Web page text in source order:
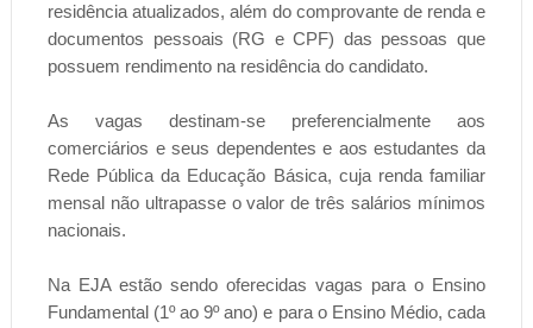
residência atualizados, além do comprovante de renda e
documentos pessoais (RG e CPF) das pessoas que
possuem rendimento na residência do candidato.
As vagas destinam-se preferencialmente aos
comerciários e seus dependentes e aos estudantes da
Rede Pública da Educação Básica, cuja renda familiar
mensal não ultrapasse o valor de três salários mínimos
nacionais.
Na EJA estão sendo oferecidas vagas para o Ensino
Fundamental (1º ao 9º ano) e para o Ensino Médio, cada